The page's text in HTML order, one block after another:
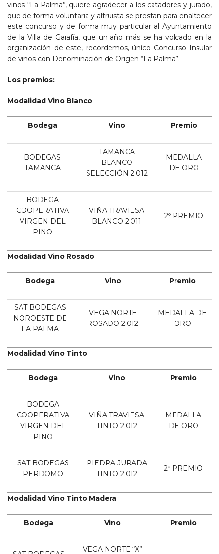
vinos “La Palma”, quiere agradecer a los catadores y jurado,
que de forma voluntaria y altruista se prestan para enaltecer
este concurso y de forma muy particular al Ayuntamiento
de la Villa de Garafía, que un año más se ha volcado en la
organización de este, recordemos, único Concurso Insular
de vinos con Denominación de Origen “La Palma”.
Los premios:
Modalidad Vino Blanco
Bodega Vino Premio
BODEGAS
TAMANCA
TAMANCA
BLANCO
SELECCIÓN 2.012
MEDALLA
DE ORO
BODEGA
COOPERATIVA
VIRGEN DEL
PINO
VIÑA TRAVIESA
BLANCO 2.011
2º PREMIO
Modalidad Vino Rosado
Bodega Vino Premio
SAT BODEGAS
NOROESTE DE
LA PALMA
VEGA NORTE
ROSADO 2.012
MEDALLA DE
ORO
Modalidad Vino Tinto
Bodega Vino Premio
BODEGA
COOPERATIVA
VIRGEN DEL
PINO
VIÑA TRAVIESA
TINTO 2.012
MEDALLA
DE ORO
SAT BODEGAS
PERDOMO
PIEDRA JURADA
TINTO 2.012
2º PREMIO
Modalidad Vino Tinto Madera
Bodega Vino Premio
VEGA NORTE “X”